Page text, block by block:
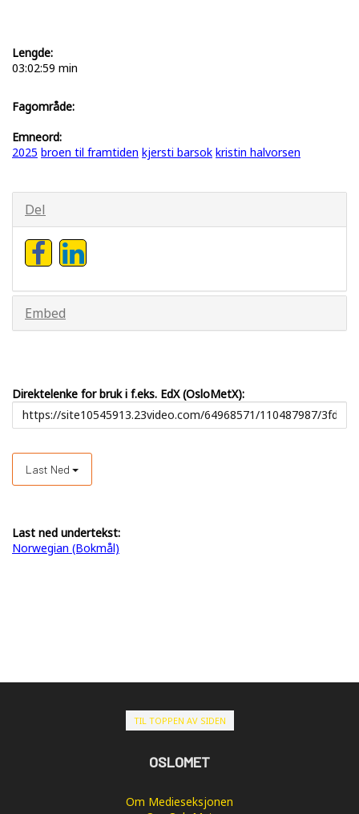
Lengde:
03:02:59 min
Fagområde:
Emneord:
2025 broen til framtiden kjersti barsok kristin halvorsen
Del
Embed
Direktelenke for bruk i f.eks. EdX (OsloMetX):
Last Ned
Last ned undertekst:
Norwegian (Bokmål)
TIL TOPPEN AV SIDEN
OSLOMET
Om Medieseksjonen